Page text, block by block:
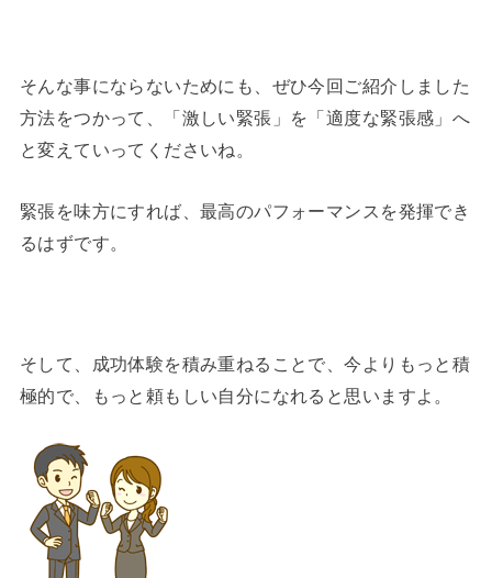
そんな事にならないためにも、ぜひ今回ご紹介しました
方法をつかって、「激しい緊張」を「適度な緊張感」へ
と変えていってくださいね。
緊張を味方にすれば、最高のパフォーマンスを発揮でき
るはずです。
そして、成功体験を積み重ねることで、今よりもっと積
極的で、もっと頼もしい自分になれると思いますよ。